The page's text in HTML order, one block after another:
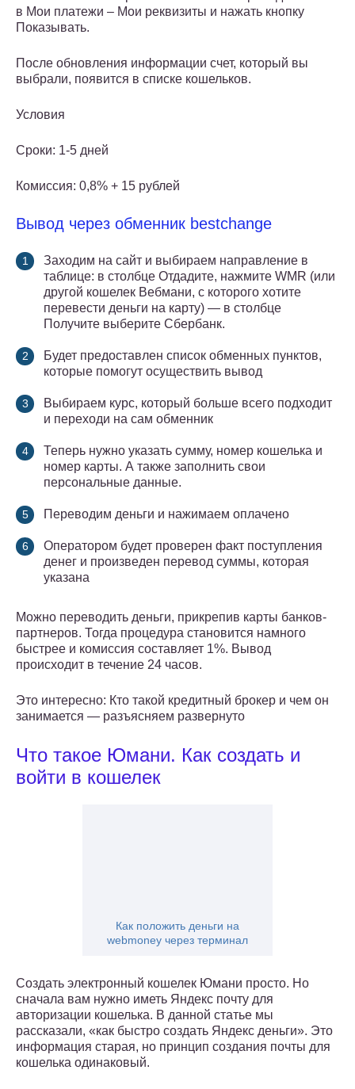
в Мои платежи – Мои реквизиты и нажать кнопку
Показывать.
После обновления информации счет, который вы
выбрали, появится в списке кошельков.
Условия
Сроки: 1-5 дней
Комиссия: 0,8% + 15 рублей
Вывод через обменник bestchange
Заходим на сайт и выбираем направление в
таблице: в столбце Отдадите, нажмите WMR (или
другой кошелек Вебмани, с которого хотите
перевести деньги на карту) — в столбце
Получите выберите Сбербанк.
Будет предоставлен список обменных пунктов,
которые помогут осуществить вывод
Выбираем курс, который больше всего подходит
и переходи на сам обменник
Теперь нужно указать сумму, номер кошелька и
номер карты. А также заполнить свои
персональные данные.
Переводим деньги и нажимаем оплачено
Оператором будет проверен факт поступления
денег и произведен перевод суммы, которая
указана
Можно переводить деньги, прикрепив карты банков-
партнеров. Тогда процедура становится намного
быстрее и комиссия составляет 1%. Вывод
происходит в течение 24 часов.
Это интересно: Кто такой кредитный брокер и чем он
занимается — разъясняем развернуто
Что такое Юмани. Как создать и
войти в кошелек
Как положить деньги на
webmoney через терминал
Создать электронный кошелек Юмани просто. Но
сначала вам нужно иметь Яндекс почту для
авторизации кошелька. В данной статье мы
рассказали, «как быстро создать Яндекс деньги». Это
информация старая, но принцип создания почты для
кошелька одинаковый.